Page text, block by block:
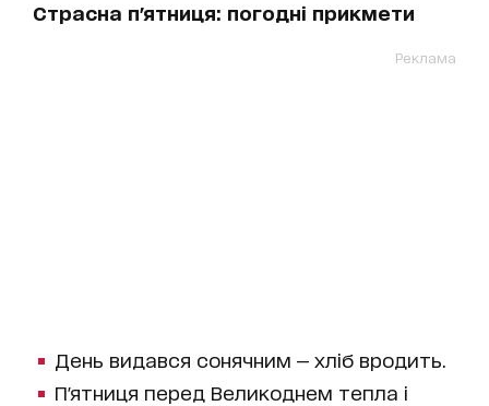
Страсна п'ятниця: погодні прикмети
Реклама
День видався сонячним — хліб вродить.
П'ятниця перед Великоднем тепла і